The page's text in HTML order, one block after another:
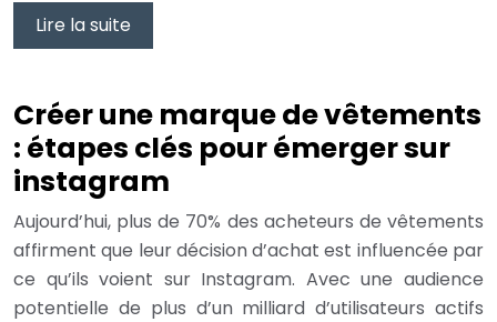
Lire la suite
Créer une marque de vêtements
: étapes clés pour émerger sur
instagram
Aujourd’hui, plus de 70% des acheteurs de vêtements
affirment que leur décision d’achat est influencée par
ce qu’ils voient sur Instagram. Avec une audience
potentielle de plus d’un milliard d’utilisateurs actifs